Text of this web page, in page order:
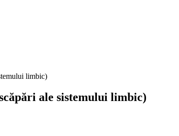
limbic)
ale sistemului limbic)